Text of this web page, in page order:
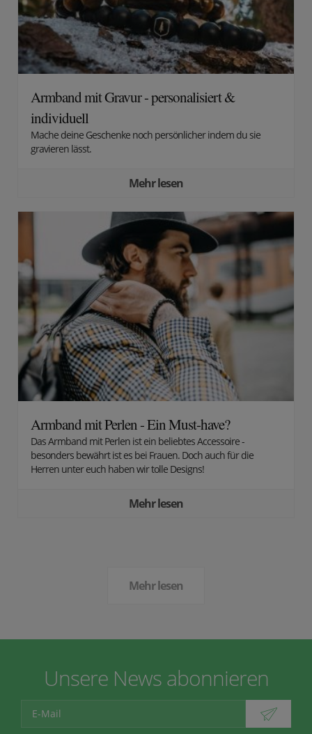
Armband mit Gravur - personalisiert &
individuell
Mache deine Geschenke noch persönlicher indem du sie
gravieren lässt.
Mehr lesen
Armband mit Perlen - Ein Must-have?
Das Armband mit Perlen ist ein beliebtes Accessoire -
besonders bewährt ist es bei Frauen. Doch auch für die
Herren unter euch haben wir tolle Designs!
Mehr lesen
Mehr lesen
Unsere News abonnieren